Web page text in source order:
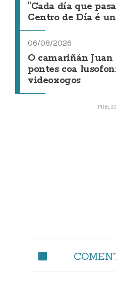
"Cada día que
Centro de Día é
06/08/2026
O camariñán
pontes coa
videoxogos